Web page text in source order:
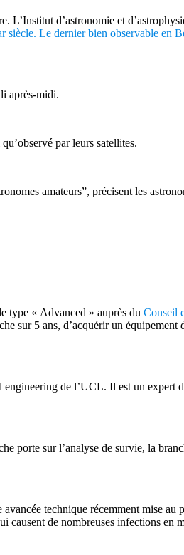
d’astronomie et
siècle. Le dernier bien observable en
après-midi.
par leurs satellites.
amateurs”, précisent les
type « Advanced » auprès du Conseil
sur 5 ans, d’acquérir un équipement
de l’UCL. Il est un expert
porte sur l’analyse de survie, la
technique récemment mise au
causent de nombreuses infections en